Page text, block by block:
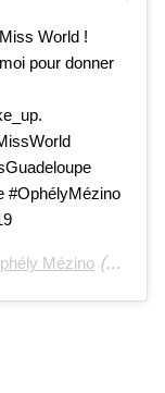
World !
pour donner
⠀⠀⠀⠀⠀
#OphélyMézino
Mézino (@ophelymezinooff) le